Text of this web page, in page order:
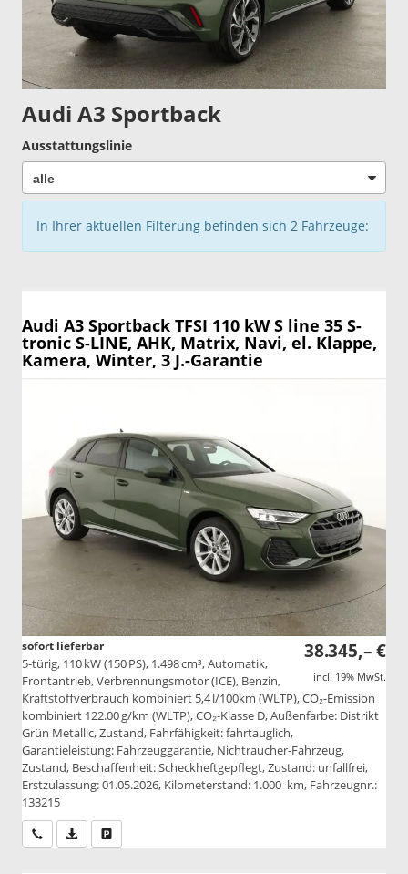
Audi A3 Sportback
Ausstattungslinie
In Ihrer aktuellen Filterung befinden sich 2 Fahrzeuge:
Audi A3 Sportback TFSI 110 kW S line 35 S-
tronic S-LINE, AHK, Matrix, Navi, el. Klappe,
Kamera, Winter, 3 J.-Garantie
38.345,– €
incl. 19% MwSt.
sofort lieferbar
5-türig, 110 kW (150 PS), 1.498 cm³, Automatik,
Frontantrieb, Verbrennungsmotor (ICE), Benzin,
Kraftstoffverbrauch kombiniert 5,4 l/100km (WLTP), CO₂-Emission
kombiniert 122.00 g/km (WLTP), CO₂-Klasse D, Außenfarbe: Distrikt
Grün Metallic, Zustand, Fahrfähigkeit: fahrtauglich,
Garantieleistung: Fahrzeuggarantie, Nichtraucher-Fahrzeug,
Zustand, Beschaffenheit: Scheckheftgepflegt, Zustand: unfallfrei,
Erstzulassung: 01.05.2026, Kilometerstand: 1.000 km, Fahrzeugnr.:
133215
Wir rufen Sie anPDF-Datei, Fahrzeugexposé drucken